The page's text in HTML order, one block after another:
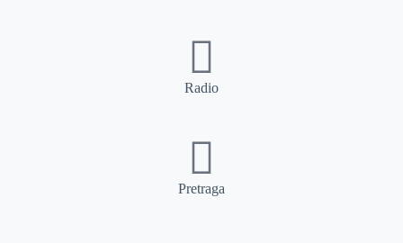
Radio
Pretraga